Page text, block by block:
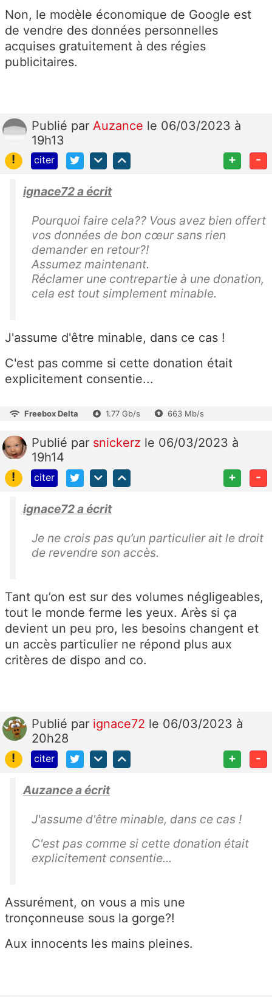
Non, le modèle économique de Google est
de vendre des données personnelles
acquises gratuitement à des régies
publicitaires.
Publié par Auzance le 06/03/2023 à
19h13
!
citer + -
ignace72 a écrit
Pourquoi faire cela?? Vous avez bien offert
vos données de bon cœur sans rien
demander en retour?!
Assumez maintenant.
Réclamer une contrepartie à une donation,
cela est tout simplement minable.
J'assume d'être minable, dans ce cas !
C'est pas comme si cette donation était
explicitement consentie...
Freebox Delta 1.77 Gb/s 663 Mb/s
Publié par snickerz le 06/03/2023 à
19h14
!
citer + -
ignace72 a écrit
Je ne crois pas qu’un particulier ait le droit
de revendre son accès.
Tant qu’on est sur des volumes négligeables,
tout le monde ferme les yeux. Arès si ça
devient un peu pro, les besoins changent et
un accès particulier ne répond plus aux
critères de dispo and co.
Publié par ignace72 le 06/03/2023 à
20h28
!
citer + -
Auzance a écrit
J'assume d'être minable, dans ce cas !
C'est pas comme si cette donation était
explicitement consentie...
Assurément, on vous a mis une
tronçonneuse sous la gorge?!
Aux innocents les mains pleines.